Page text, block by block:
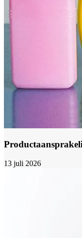
13 juli 2026